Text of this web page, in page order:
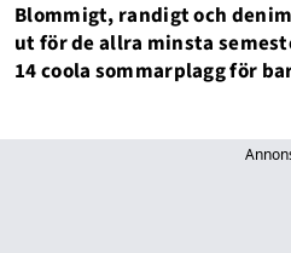
Blommigt, randigt och
ut för de allra minsta
14 coola sommarplagg för